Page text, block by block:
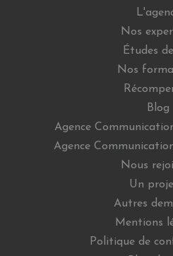
Nos
Études
Nos
Blog
Agence
Agence
Nous
Un
Autres
Mentions
Politique de